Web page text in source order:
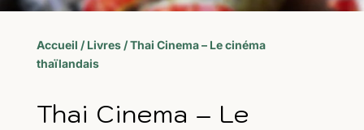
Accueil / Livres/ Thai Cinema – Le cinéma
thaïlandais
Thai Cinema – Le